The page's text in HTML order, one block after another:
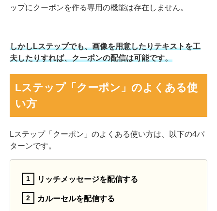
ップにクーポンを作る専用の機能は存在しません。
しかしLステップでも、画像を用意したりテキストを工
夫したりすれば、クーポンの配信は可能です。
Lステップ「クーポン」のよくある使
い方
Lステップ「クーポン」のよくある使い方は、以下の4パ
ターンです。
リッチメッセージを配信する
カルーセルを配信する